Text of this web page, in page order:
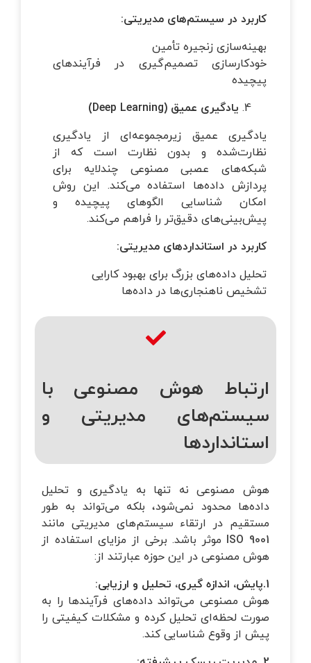
کاربرد در سیستم‌های مدیریتی:
بهینه‌سازی زنجیره تأمین
خودکارسازی تصمیم‌گیری در فرآیندهای
پیچیده
یادگیری عمیق (Deep Learning)
یادگیری عمیق زیرمجموعه‌ای از یادگیری
نظارت‌شده و بدون نظارت است که از
شبکه‌های عصبی مصنوعی چندلایه برای
پردازش داده‌ها استفاده می‌کند. این روش
امکان شناسایی الگوهای پیچیده و
پیش‌بینی‌های دقیق‌تر را فراهم می‌کند.
کاربرد در استانداردهای مدیریتی:
تحلیل داده‌های بزرگ برای بهبود کارایی
تشخیص ناهنجاری‌ها در داده‌ها
ارتباط هوش مصنوعی با
سیستم‌های مدیریتی و
استانداردها
هوش مصنوعی نه تنها به یادگیری و تحلیل
داده‌ها محدود نمی‌شود، بلکه می‌تواند به طور
مستقیم در ارتقاء سیستم‌های مدیریتی مانند
ISO 9001 موثر باشد. برخی از مزایای استفاده از
هوش مصنوعی در این حوزه عبارتند از:
1.پایش، اندازه گیری، تحلیل و ارزیابی
:
هوش مصنوعی می‌تواند داده‌های فرآیندها را به
صورت لحظه‌ای تحلیل کرده و مشکلات کیفیتی را
پیش از وقوع شناسایی کند.